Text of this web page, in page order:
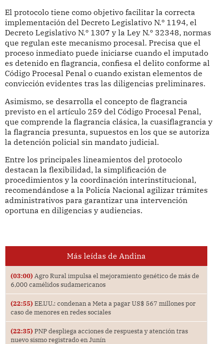
El protocolo tiene como objetivo facilitar la correcta
implementación del Decreto Legislativo N.° 1194, el
Decreto Legislativo N.° 1307 y la Ley N.° 32348, normas
que regulan este mecanismo procesal. Precisa que el
proceso inmediato puede iniciarse cuando el imputado
es detenido en flagrancia, confiesa el delito conforme al
Código Procesal Penal o cuando existan elementos de
convicción evidentes tras las diligencias preliminares.
Asimismo, se desarrolla el concepto de flagrancia
previsto en el artículo 259 del Código Procesal Penal,
que comprende la flagrancia clásica, la cuasiflagrancia y
la flagrancia presunta, supuestos en los que se autoriza
la detención policial sin mandato judicial.
Entre los principales lineamientos del protocolo
destacan la flexibilidad, la simplificación de
procedimientos y la coordinación interinstitucional,
recomendándose a la Policía Nacional agilizar trámites
administrativos para garantizar una intervención
oportuna en diligencias y audiencias.
Más leídas de Andina
(03:00) Agro Rural impulsa el mejoramiento genético de más de
6,000 camélidos sudamericanos
(22:55) EE.UU.: condenan a Meta a pagar US$ 567 millones por
caso de menores en redes sociales
(22:35) PNP despliega acciones de respuesta y atención tras
nuevo sismo registrado en Junín